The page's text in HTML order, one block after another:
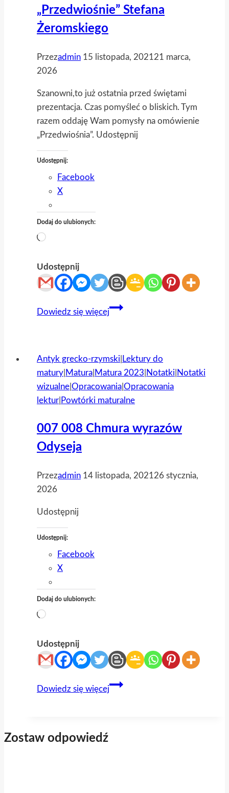
„Przedwiośnie” Stefana
Żeromskiego
Przezadmin 15 listopada, 202121 marca,
2026
Szanowni,to już ostatnia przed świętami
prezentacja. Czas pomyśleć o bliskich. Tym
razem oddaję Wam pomysły na omówienie
„Przedwiośnia”. Udostępnij
Udostępnij:
Facebook
X
Dodaj do ulubionych:
Wczytywanie…
Udostępnij
Dowiedz się więcej
„Przedwiośnie”
Antyk grecko-rzymski Lektury do
matury Matura Matura 2023 Notatki Notatki
wizualne Opracowania Opracowania
lektur Powtórki maturalne
007 008 Chmura wyrazów
Odyseja
Przezadmin 14 listopada, 202126 stycznia,
2026
Udostępnij
Udostępnij:
Facebook
X
Dodaj do ulubionych:
Wczytywanie…
Udostępnij
Dowiedz się więcej
007
Zostaw odpowiedź